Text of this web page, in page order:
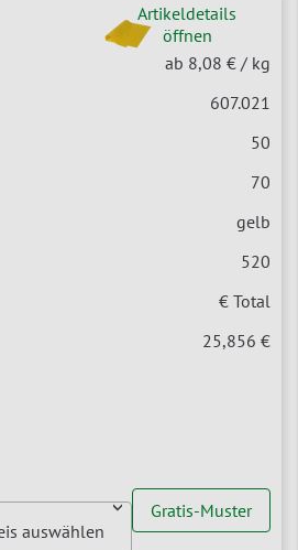
Artikeldetails
öffnen
ab 8,08 € / kg
607.021
50
70
gelb
520
€ Total
25,856 €
Gratis-Muster